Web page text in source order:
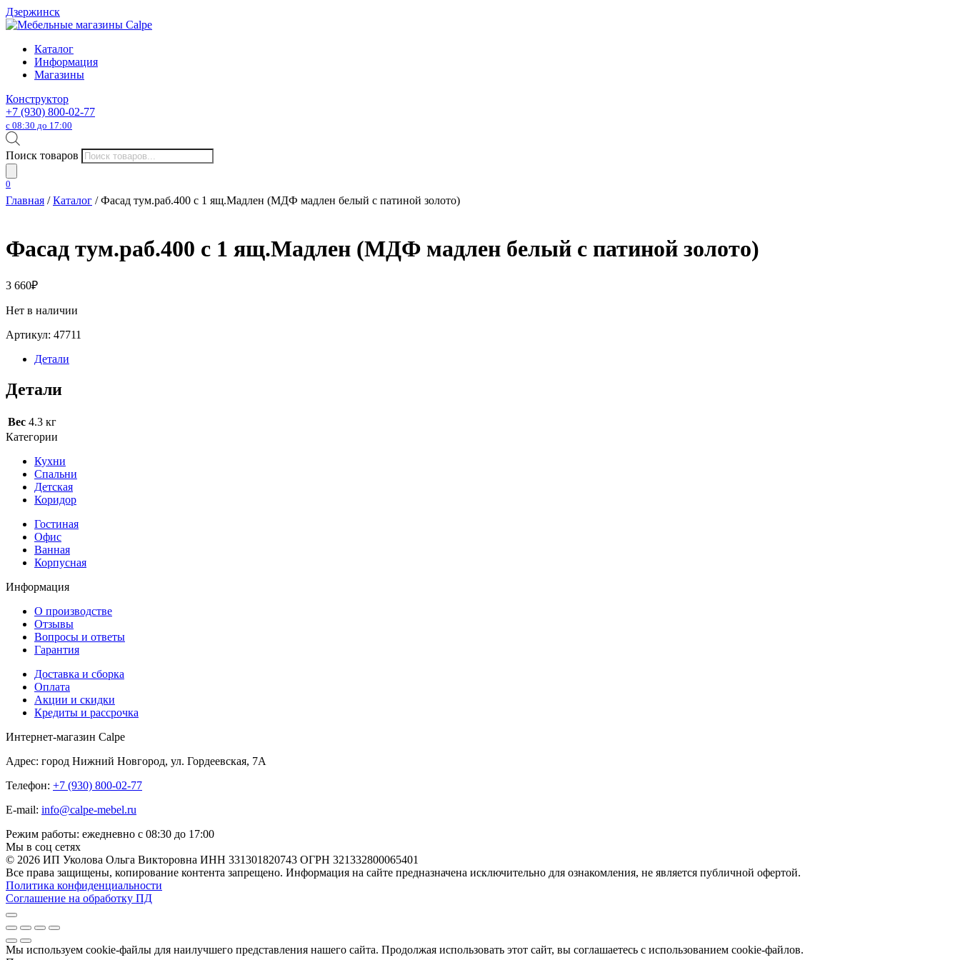
Дзержинск
Каталог
Информация
Магазины
Конструктор
+7 (930) 800-02-77
с 08:30 до 17:00
Поиск товаров
0
Главная /Каталог / Фасад тум.раб.400 с 1 ящ.Мадлен (МДФ мадлен белый с патиной золото)
Фасад тум.раб.400 с 1 ящ.Мадлен (МДФ мадлен белый с патиной золото)
3 660₽
Нет в наличии
Артикул: 47711
Детали
Детали
Вес 4.3 кг
Категории
Кухни
Спальни
Детская
Коридор
Гостиная
Офис
Ванная
Корпусная
Информация
О производстве
Отзывы
Вопросы и ответы
Гарантия
Доставка и сборка
Оплата
Акции и скидки
Кредиты и рассрочка
Интернет-магазин Calpe
Адрес: город Нижний Новгород, ул. Гордеевская, 7А
Телефон: +7 (930) 800-02-77
E-mail: info@calpe-mebel.ru
Режим работы: ежедневно с 08:30 до 17:00
Мы в соц сетях
© 2026 ИП Уколова Ольга Викторовна ИНН 331301820743 ОГРН 321332800065401
Все права защищены, копирование контента запрещено. Информация на сайте предназначена исключительно для ознакомления, не является публичной офертой.
Политика конфиденциальности
Соглашение на обработку ПД
Мы используем cookie-файлы для наилучшего представления нашего сайта. Продолжая использовать этот сайт, вы соглашаетесь с использованием cookie-файлов.